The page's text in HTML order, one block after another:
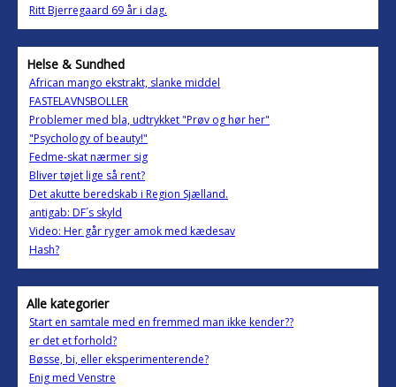
Ritt Bjerregaard 69 år i dag.
Helse & Sundhed
African mango ekstrakt, slanke middel
FASTELAVNSBOLLER
Problemer med bla, udtrykket "Prøv og hør her"
"Psychology of beauty!"
Fedme-skat nærmer sig
Bliver tøjet lige så rent?
Det akutte beredskab i Region Sjælland.
antigab: DF´s skyld
Video: Her går ryger amok med kædesav
Hash?
Alle kategorier
Start en samtale med en fremmed man ikke kender??
er det et forhold?
Bøsse, bi, eller eksperimenterende?
Enig med Venstre